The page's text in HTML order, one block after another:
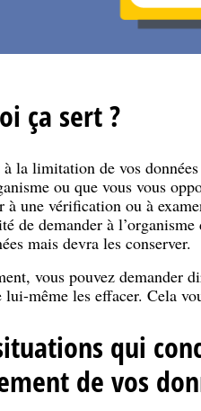
ça sert ?
la limitation de vos
ou que vous vous
à une vérification ou à
de demander à
mais devra les conserver.
vous pouvez demander
lui-même les effacer. Cela
qui
de vos